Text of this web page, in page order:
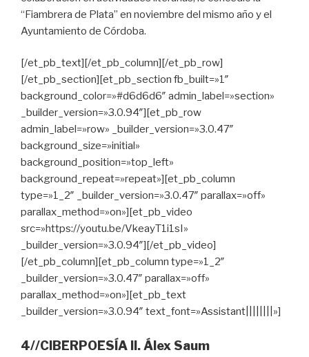
“Fiambrera de Plata” en noviembre del mismo año y el
Ayuntamiento de Córdoba.
[/et_pb_text][/et_pb_column][/et_pb_row]
[/et_pb_section][et_pb_section fb_built=»1″
background_color=»#d6d6d6″ admin_label=»section»
_builder_version=»3.0.94″][et_pb_row
admin_label=»row» _builder_version=»3.0.47″
background_size=»initial»
background_position=»top_left»
background_repeat=»repeat»][et_pb_column
type=»1_2″ _builder_version=»3.0.47″ parallax=»off»
parallax_method=»on»][et_pb_video
src=»https://youtu.be/VkeayT1i1sI»
_builder_version=»3.0.94″][/et_pb_video]
[/et_pb_column][et_pb_column type=»1_2″
_builder_version=»3.0.47″ parallax=»off»
parallax_method=»on»][et_pb_text
_builder_version=»3.0.94″ text_font=»Assistant||||||||»]
4//CIBERPOESÍA II. Álex Saum